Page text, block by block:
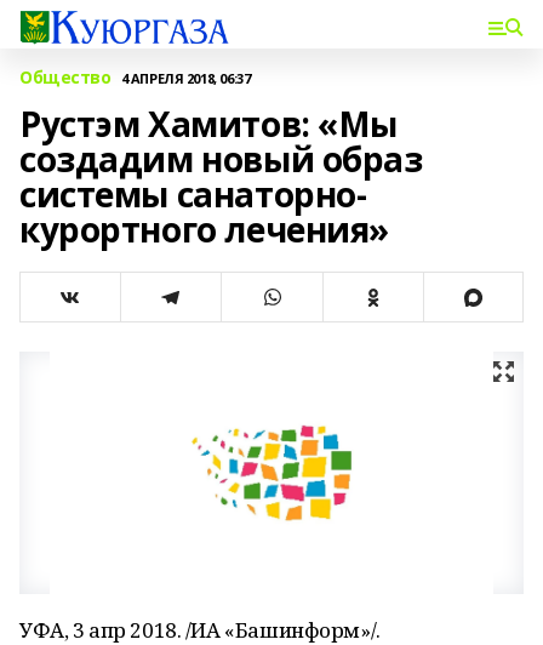
Общество 4 АПРЕЛЯ 2018, 06:37
Рустэм Хамитов: «Мы
создадим новый образ
системы санаторно-
курортного лечения»
УФА, 3 апр 2018. /ИА «Башинформ»/.